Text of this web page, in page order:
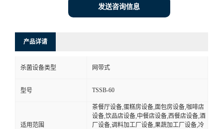
发送咨询信息
产品详请
杀菌设备类型 网带式
型号 TSSB-60
适用范围
茶餐厅设备,蛋糕房设备,面包房设备,咖啡店
设备,饮品店设备,中餐店设备,西餐店设备,酒
厂设备,调料加工厂设备,果蔬加工厂设备,冷